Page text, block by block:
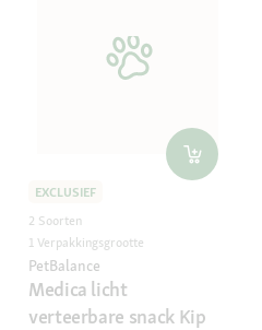
EXCLUSIEF
2 Soorten
1 Verpakkingsgrootte
PetBalance
Medica licht
verteerbare snack Kip